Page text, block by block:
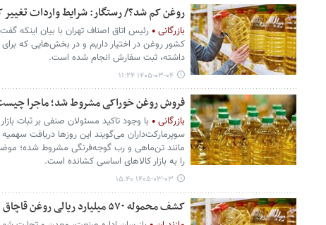
روغن کم شد؟/ رستگار: شرایط واردات
بازرگانی
رئیس اتاق اصناف تهران با بیان اینکه
کشور روغن در اختیار داریم و در بخش‌هایی که برای
داشته، ثبت سفارش انجام شده است.
۱۴۰۵-۰۳-۰۴ ۱۱:۲۴
فروش روغن خوراکی مشروط شد؛ ماجرا
بازرگانی
با وجود تاکید مسئولان صنفی بر ثبات
سوپرمارکت‌داران می‌گویند این روزها دریافت
مانند تن‌ماهی و رب گوجه‌فرنگی مشروط شده؛
را به بازار کالاهای اساسی کشانده است.
۱۴۰۵-۰۳-۰۳ ۱۵:۴۰
کشف محموله ۵۷۰ میلیارد ریالی روغن قاچاق در نور